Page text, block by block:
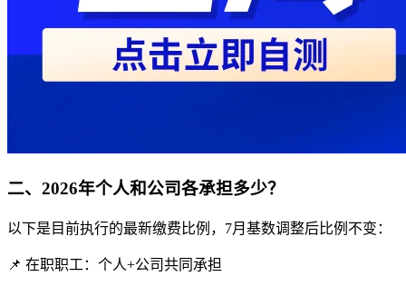
二、2026年个人和公司各承担多少？
以下是目前执行的最新缴费比例，7月基数调整后比例不变：
📌 在职职工：个人+公司共同承担